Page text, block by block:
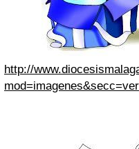
http://